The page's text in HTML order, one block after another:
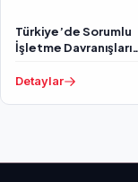
Türkiye’de Sorumlu
İşletme Davranışları
Detaylar